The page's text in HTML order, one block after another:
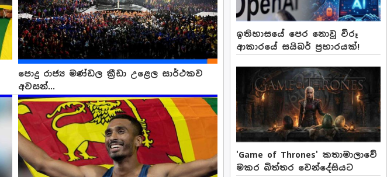
පොදු රාජ්‍ය මණ්ඩල ක්‍රීඩා උළෙල සාර්ථකව
අවසන්...
ඉතිහාසයේ පෙර නොවූ විරූ
ආකාරයේ සයිබර් ප්‍රහාරයක්!
'Game of Thrones' කතාමාලාවේ
මකර බිත්තර වෙන්දේසියට